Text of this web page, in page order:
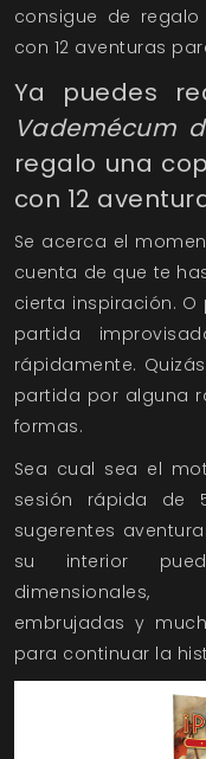
consigue de
con 12 aventuras
Ya puedes
Vademécum
regalo una
con 12
Se acerca el
cuenta de que te
cierta inspiración.
partida
rápidamente.
partida por alguna
formas.
Sea cual sea el
sesión rápida de
sugerentes
su interior
dimensionales,
embrujadas y
para continuar la